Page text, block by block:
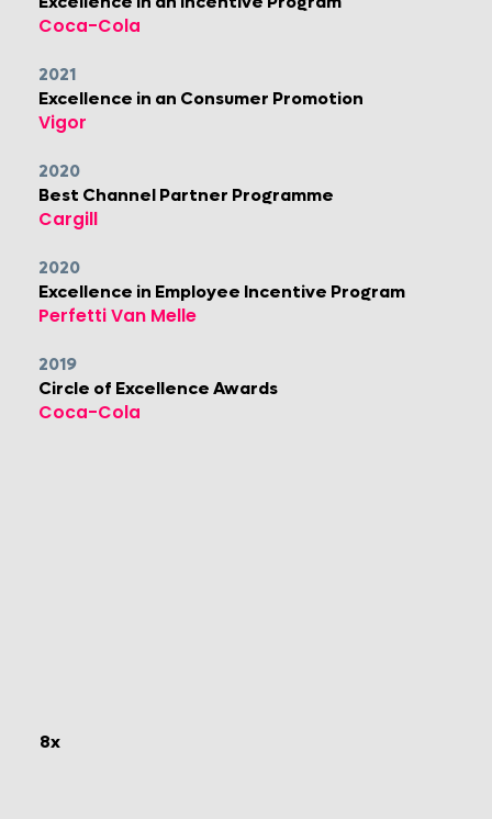
Coca-Cola
2021
Excellence in an Consumer Promotion
Vigor
2020
Best Channel Partner Programme
Cargill
2020
Excellence in Employee Incentive Program
​Perfetti Van Melle
2019
Circle of Excellence Awards
Coca-Cola
8x